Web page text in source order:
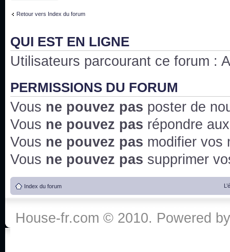
Retour vers Index du forum
QUI EST EN LIGNE
Utilisateurs parcourant ce forum :
PERMISSIONS DU FORUM
Vous ne pouvez pas poster de
Vous ne pouvez pas répondre
Vous ne pouvez pas modifier vos
Vous ne pouvez pas supprimer
Index du forum
House-fr.com © 2010. Powered